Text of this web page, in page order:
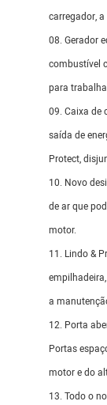
carregador,
08. Gerador
combustível
para
09. Caixa de
saída de
Protect,
10. Novo
de ar que
motor.
11. Lindo &
a
12. Porta
Portas
motor e do
13. Todo o